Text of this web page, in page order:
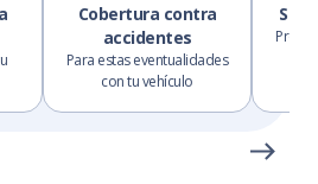
Cobertura contra
accidentes
Para estas eventualidades
con tu vehículo